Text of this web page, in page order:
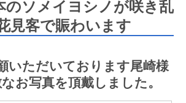
のソメイヨシノが咲き乱
見客で賑わいます
いただいております尾崎様
お写真を頂戴しました。